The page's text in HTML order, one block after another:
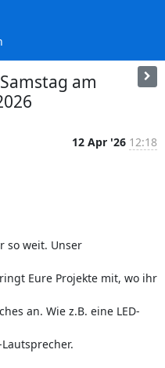
am
12 Apr '26 12:18
so weit. Unser
Eure Projekte mit, wo ihr
an. Wie z.B. eine LED-